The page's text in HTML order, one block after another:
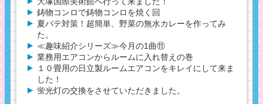
鋳物コンロで鋳物コンロを焼く回
夏バテ対策！超簡単、野菜の無水カレーを作ってみ
た。
≪趣味紹介シリーズ≫今月の1曲⑪
業務用エアコンからルームに入れ替えの巻
１０畳用の日立製ルームエアコンをキレイにして来ま
した！
蛍光灯の交換をさせていただきました。